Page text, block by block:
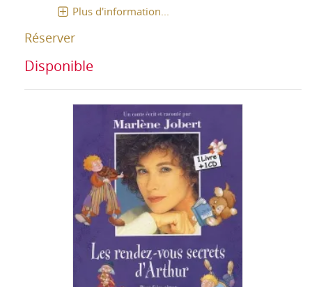
Plus d'information...
Réserver
Disponible